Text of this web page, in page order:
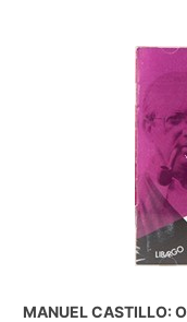
MANUEL CASTILLO: